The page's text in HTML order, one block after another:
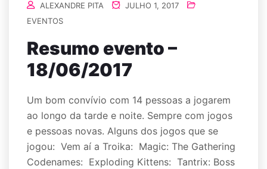
ALEXANDRE PITA
JULHO 1, 2017
EVENTOS
Resumo evento –
18/06/2017
Um bom convívio com 14 pessoas a jogarem
ao longo da tarde e noite. Sempre com jogos
e pessoas novas. Alguns dos jogos que se
jogou: Vem aí a Troika: Magic: The Gathering
Codenames: Exploding Kittens: Tantrix: Boss